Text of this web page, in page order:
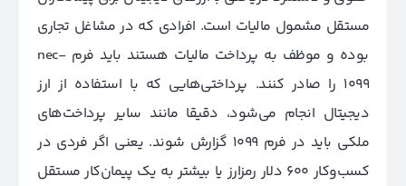
مستقل مشمول مالیات است. افرادی که در مشاغل تجاری
بوده و موظف به پرداخت مالیات هستند باید فرم nec-
1099 را صادر کنند. پرداختی‌هایی که با استفاده از ارز
دیجیتال انجام می‌شود، دقیقا مانند سایر پرداخت‌های
ملکی باید در فرم 1099 گزارش شوند. یعنی اگر فردی در
کسب‌وکار 600 دلار رمزارز یا بیشتر به یک پیمان‌کار مستقل